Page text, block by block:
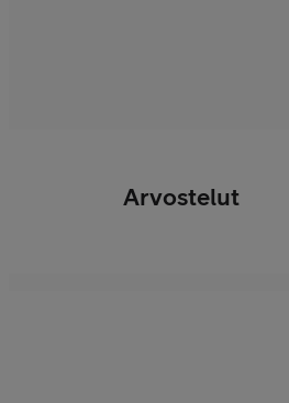
Arvostelut